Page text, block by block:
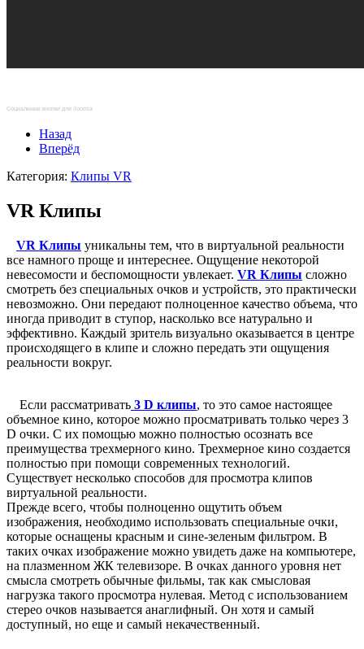
Социальные кнопки для Joomla
Назад
Вперёд
Категория: Клипы VR
VR Клипы
VR Клипы уникальны тем, что в виртуальной реальности
все намного проще и интереснее. Ощущение некоторой
невесомости и беспомощности увлекает. VR Клипы сложно
смотреть без специальных очков и устройств, это практически
невозможно. Они передают полноценное качество объема, что
иногда приводит в ступор, насколько все натурально и
эффективно. Каждый зритель визуально оказывается в центре
происходящего в клипе и сложно передать эти ощущения
реальности вокруг.
Если рассматривать 3 D клипы, то это самое настоящее
объемное кино, которое можно просматривать только через 3
D очки. С их помощью можно полностью осознать все
преимущества трехмерного кино. Трехмерное кино создается
полностью при помощи современных технологий.
Существует несколько способов для просмотра клипов
виртуальной реальности.
Прежде всего, чтобы полноценно ощутить объем
изображения, необходимо использовать специальные очки,
которые оснащены красным и сине-зеленым фильтром. В
таких очках изображение можно увидеть даже на компьютере,
на плазменном ЖК телевизоре. В очках данного уровня нет
смысла смотреть обычные фильмы, так как смысловая
нагрузка такого просмотра нулевая. Метод с использованием
стерео очков называется анаглифный. Он хотя и самый
доступный, но еще и самый некачественный.